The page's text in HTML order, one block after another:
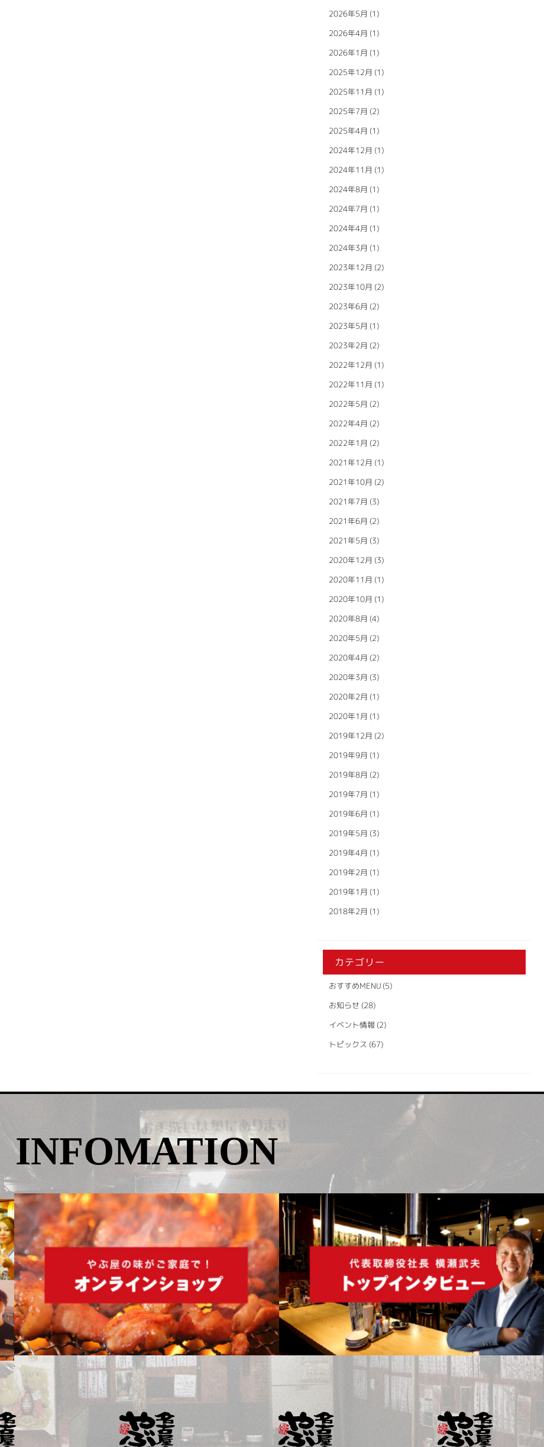
2026年5月 (1)
2026年4月 (1)
2026年1月 (1)
2025年12月 (1)
2025年11月 (1)
2025年7月 (2)
2025年4月 (1)
2024年12月 (1)
2024年11月 (1)
2024年8月 (1)
2024年7月 (1)
2024年4月 (1)
2024年3月 (1)
2023年12月 (2)
2023年10月 (2)
2023年6月 (2)
2023年5月 (1)
2023年2月 (2)
2022年12月 (1)
2022年11月 (1)
2022年5月 (2)
2022年4月 (2)
2022年1月 (2)
2021年12月 (1)
2021年10月 (2)
2021年7月 (3)
2021年6月 (2)
2021年5月 (3)
2020年12月 (3)
2020年11月 (1)
2020年10月 (1)
2020年8月 (4)
2020年5月 (2)
2020年4月 (2)
2020年3月 (3)
2020年2月 (1)
2020年1月 (1)
2019年12月 (2)
2019年9月 (1)
2019年8月 (2)
2019年7月 (1)
2019年6月 (1)
2019年5月 (3)
2019年4月 (1)
2019年2月 (1)
2019年1月 (1)
2018年2月 (1)
カテゴリー
おすすめMENU (5)
お知らせ (28)
イベント情報 (2)
トピックス (67)
INFOMATION